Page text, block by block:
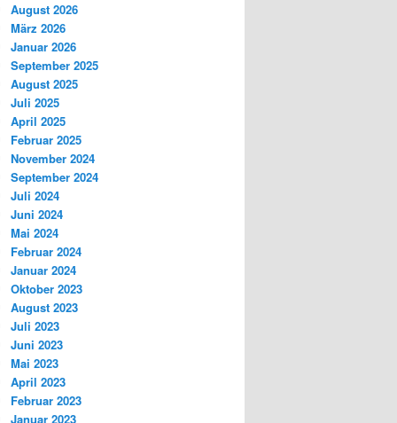
August 2026
März 2026
Januar 2026
September 2025
August 2025
Juli 2025
April 2025
Februar 2025
November 2024
September 2024
Juli 2024
Juni 2024
Mai 2024
Februar 2024
Januar 2024
Oktober 2023
August 2023
Juli 2023
Juni 2023
Mai 2023
April 2023
Februar 2023
Januar 2023